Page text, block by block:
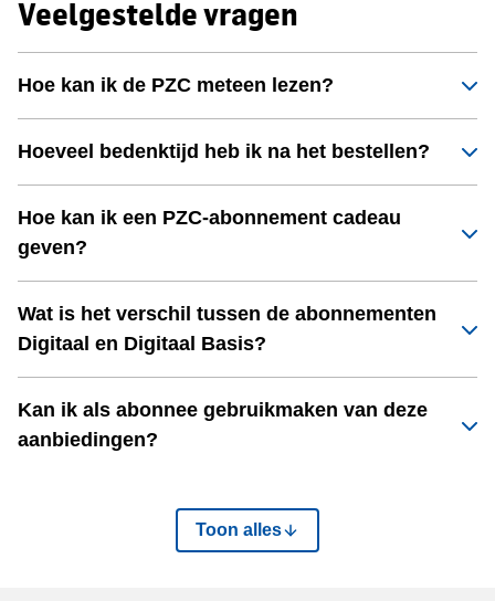
Veelgestelde vragen
Hoe kan ik de PZC meteen lezen?
Hoeveel bedenktijd heb ik na het bestellen?
Hoe kan ik een PZC-abonnement cadeau
geven?
Wat is het verschil tussen de abonnementen
Digitaal en Digitaal Basis?
Kan ik als abonnee gebruikmaken van deze
aanbiedingen?
Toon alles